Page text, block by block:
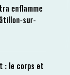
enflamme
sur-
: le corps et